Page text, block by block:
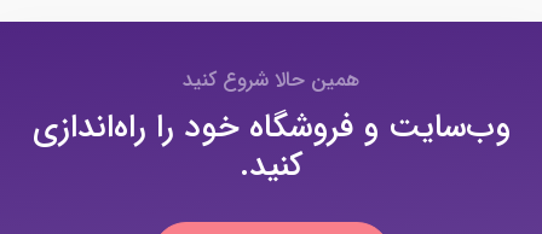
همین حالا شروع کنید
وب‌سایت و فروشگاه خود را راه‌اندازی
کنید.